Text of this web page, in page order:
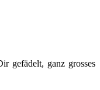
gefädelt, ganz grosses